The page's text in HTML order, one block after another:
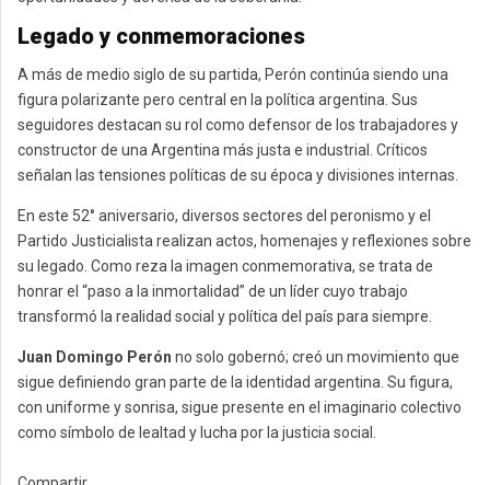
Legado y conmemoraciones
A más de medio siglo de su partida, Perón continúa siendo una
figura polarizante pero central en la política argentina. Sus
seguidores destacan su rol como defensor de los trabajadores y
constructor de una Argentina más justa e industrial. Críticos
señalan las tensiones políticas de su época y divisiones internas.
En este 52° aniversario, diversos sectores del peronismo y el
Partido Justicialista realizan actos, homenajes y reflexiones sobre
su legado. Como reza la imagen conmemorativa, se trata de
honrar el “paso a la inmortalidad” de un líder cuyo trabajo
transformó la realidad social y política del país para siempre.
Juan Domingo Perón no solo gobernó; creó un movimiento que
sigue definiendo gran parte de la identidad argentina. Su figura,
con uniforme y sonrisa, sigue presente en el imaginario colectivo
como símbolo de lealtad y lucha por la justicia social.